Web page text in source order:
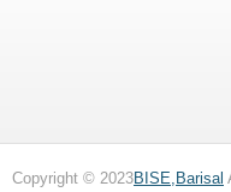
Copyright © 2023BISE,Barisal